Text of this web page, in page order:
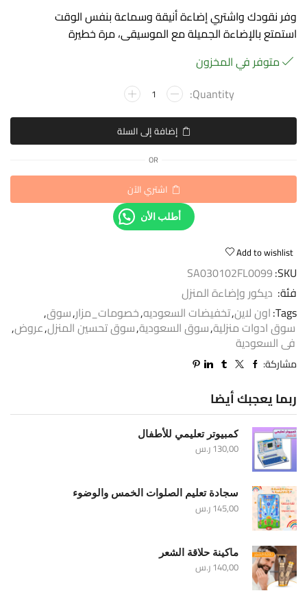
وفر نقودك واشتري إضاءة أنيقة وسماعة بنفس الوقت
استمتع بالإضاءة الجميلة مع الموسيقى، مرة خطيرة
متوفر في المخزون
إضافة إلى السلة
OR
اشتري الآن
أطلب الأن
Add to wishlist
SKU:
SA030102FL0099
فئة: ديكور وإضاءة المنزل
Tags: اون لاين,تخفيضات السعوديه,خصومات_مزار,سوق,
سوق ادوات منزلية,سوق السعودية,سوق تحسين المنزل,عروض,
فى السعودية
مشاركة:
ربما يعجبك أيضا
كمبيوتر تعليمي للأطفال
130,00ر.س
سجادة تعليم الصلوات الخمس والوضوء
145,00ر.س
ماكينة حلاقة الشعر
140,00ر.س